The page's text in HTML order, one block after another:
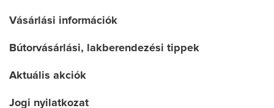
Vásárlási információk
Bútorvásárlási, lakberendezési tippek
Aktuális akciók
Jogi nyilatkozat